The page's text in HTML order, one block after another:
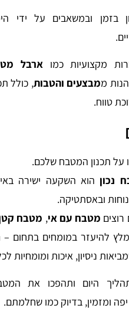
בזמן ובמשאבים על ידי
מקצועיות כמוארבל
ממבצעים והטבות, כולל
טווח.
תכנון המטבח שלכם.
נכון הוא השקעה ישירה
ובאסתטיקה.
מטבח עם אי, מטבח
להיעזר במומחים בתחום –
ניסיון, איכות ומומחיות
היום ותהפכו את
יפה ומזמין, בדיוק כמו שחלמתם.